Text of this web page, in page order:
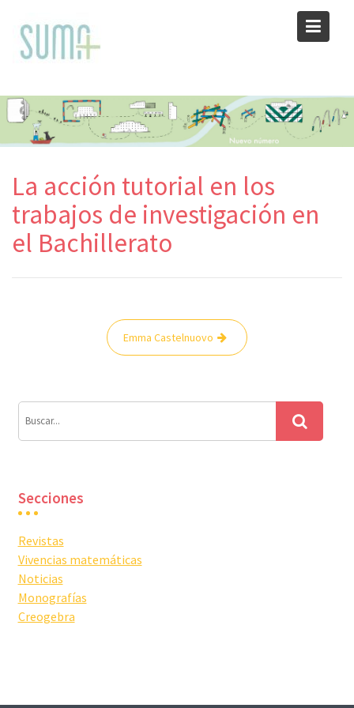
content
La acción tutorial en los
trabajos de investigación en
el Bachillerato
Navegación
Emma Castelnuovo
Secciones
Revistas
Vivencias matemáticas
Noticias
Monografías
Creogebra